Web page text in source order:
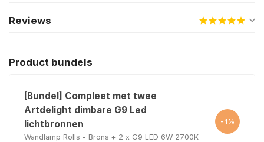
Reviews
Product bundels
[Bundel] Compleet met twee
Artdelight dimbare G9 Led
lichtbronnen
Wandlamp Rolls - Brons + 2 x G9 LED 6W 2700K
-1%